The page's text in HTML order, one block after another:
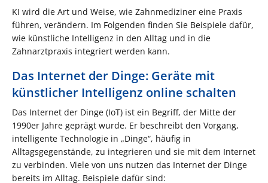
KI wird die Art und Weise, wie Zahnmediziner eine Praxis
führen, verändern. Im Folgenden finden Sie Beispiele dafür,
wie künstliche Intelligenz in den Alltag und in die
Zahnarztpraxis integriert werden kann.
Das Internet der Dinge: Geräte mit
künstlicher Intelligenz online schalten
Das Internet der Dinge (IoT) ist ein Begriff, der Mitte der
1990er Jahre geprägt wurde. Er beschreibt den Vorgang,
intelligente Technologie in „Dinge“, häufig in
Alltagsgegenstände, zu integrieren und sie mit dem Internet
zu verbinden. Viele von uns nutzen das Internet der Dinge
bereits im Alltag. Beispiele dafür sind: